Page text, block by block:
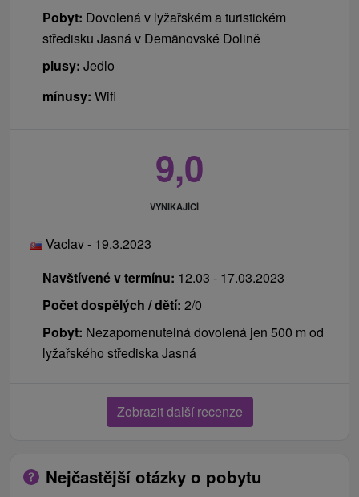
Pobyt: Dovolená v lyžařském a turistickém
středisku Jasná v Demänovské Dolině
plusy: Jedlo
mínusy: Wifi
9,0
VYNIKAJÍCÍ
Vaclav - 19.3.2023
Navštívené v termínu: 12.03 - 17.03.2023
Počet dospělých / dětí: 2/0
Pobyt: Nezapomenutelná dovolená jen 500 m od
lyžařského střediska Jasná
Zobrazit další recenze
Nejčastější otázky o pobytu